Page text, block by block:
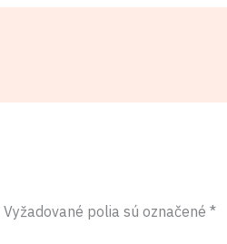
Vyžadované polia sú označené *